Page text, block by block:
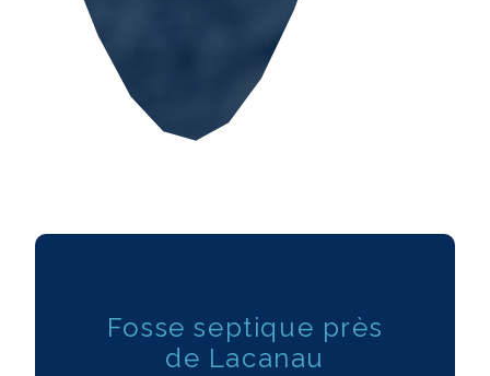
Fosse septique près
de Lacanau